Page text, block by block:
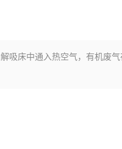
吸床中通入热空气，有机废气